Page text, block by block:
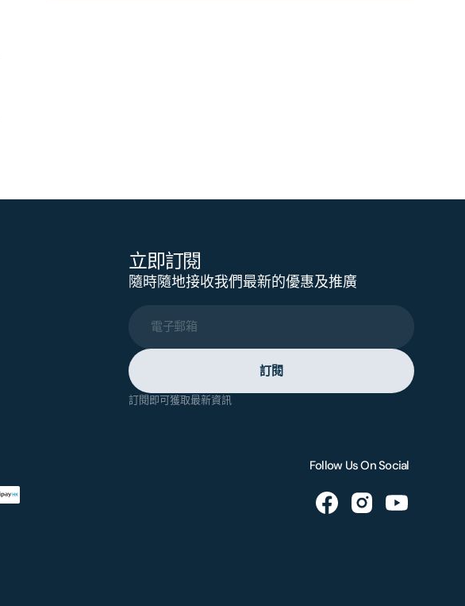
立即訂閱
隨時隨地接收我們最新的優惠及推廣
電子郵箱
訂閱
訂閱即可獲取最新資訊
Follow Us On Social